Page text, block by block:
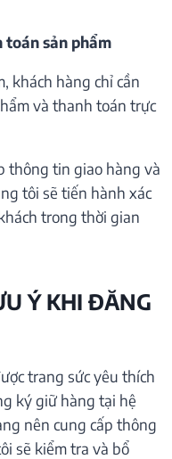
toán sản phẩm
khách hàng chỉ cần
và thanh toán trực
thông tin giao hàng và
tôi sẽ tiến hành xác
trong thời gian
Ý KHI ĐĂNG
trang sức yêu thích
ký giữ hàng tại hệ
nên cung cấp thông
sẽ kiểm tra và bổ